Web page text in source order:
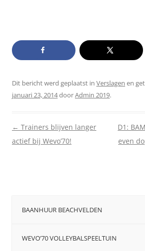
Dit bericht werd geplaatst in Verslagen en
januari 23, 2014doorAdmin 2019.
Berichtnavigatie
← Trainers blijven langer
actief bij Wevo’70!
D1:
even
BAANHUUR BEACHVELDEN
WEVO’70 VOLLEYBALSPEELTUIN